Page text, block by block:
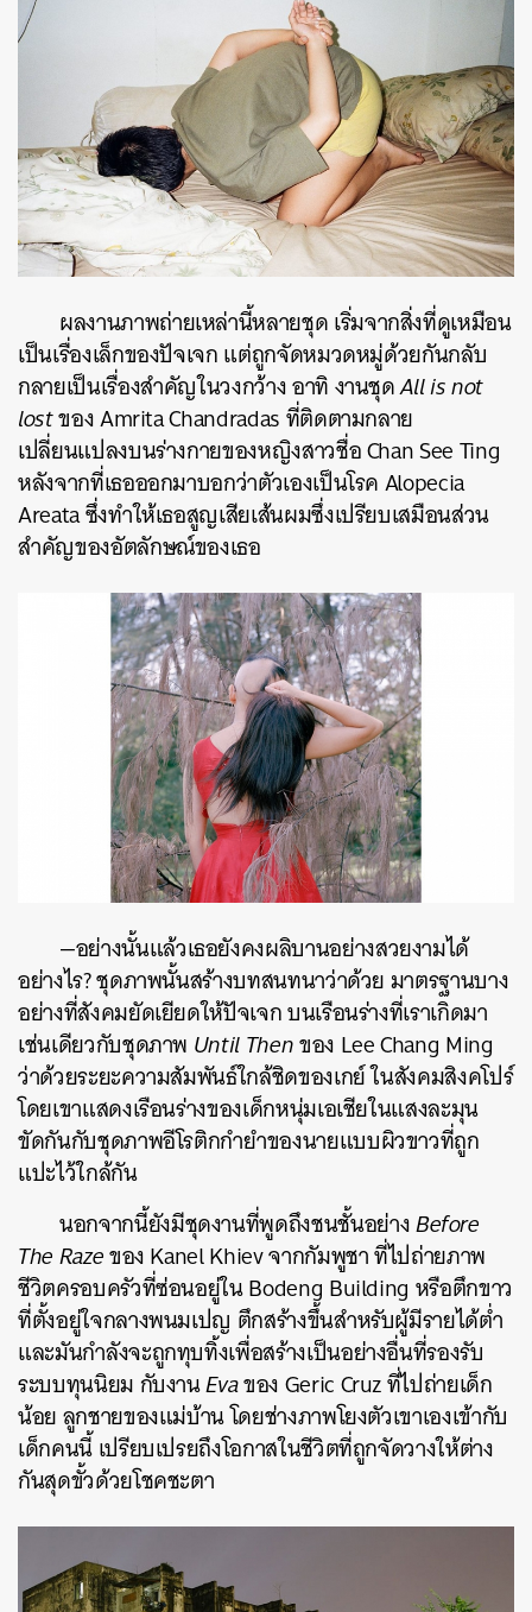
ผลงานภาพถ่ายเหล่านี้หลายชุด เริ่มจากสิ่งที่ดูเหมือน
เป็นเรื่องเล็กของปัจเจก แต่ถูกจัดหมวดหมู่ด้วยกันกลับ
กลายเป็นเรื่องสำคัญในวงกว้าง อาทิ งานชุดAll is not
lostของ Amrita Chandradas ที่ติดตามกลาย
เปลี่ยนแปลงบนร่างกายของหญิงสาวชื่อ Chan See Ting
หลังจากที่เธอออกมาบอกว่าตัวเองเป็นโรค Alopecia
Areata ซึ่งทำให้เธอสูญเสียเส้นผมซึ่งเปรียบเสมือนส่วน
สำคัญของอัตลักษณ์ของเธอ
—อย่างนั้นแล้วเธอยังคงผลิบานอย่างสวยงามได้
อย่างไร? ชุดภาพนั้นสร้างบทสนทนาว่าด้วย มาตรฐานบาง
อย่างที่สังคมยัดเยียดให้ปัจเจก บนเรือนร่างที่เราเกิดมา
เช่นเดียวกับชุดภาพ Until Thenของ Lee Chang Ming
ว่าด้วยระยะความสัมพันธ์ใกล้ชิดของเกย์ ในสังคมสิงคโปร์
โดยเขาแสดงเรือนร่างของเด็กหนุ่มเอเชียในแสงละมุน
ขัดกันกับชุดภาพอีโรติกกำยำของนายแบบผิวขาวที่ถูก
แปะไว้ใกล้กัน
นอกจากนี้ยังมีชุดงานที่พูดถึงชนชั้นอย่างBefore
The Razeของ Kanel Khiev จากกัมพูชา ที่ไปถ่ายภาพ
ชีวิตครอบครัวที่ซ่อนอยู่ใน Bodeng Building หรือตึกขาว
ที่ตั้งอยู่ใจกลางพนมเปญ ตึกสร้างขึ้นสำหรับผู้มีรายได้ต่ำ
และมันกำลังจะถูกทุบทิ้งเพื่อสร้างเป็นอย่างอื่นที่รองรับ
ระบบทุนนิยม กับงานEvaของ Geric Cruz ที่ไปถ่ายเด็ก
น้อย ลูกชายของแม่บ้าน โดยช่างภาพโยงตัวเขาเองเข้ากับ
เด็กคนนี้ เปรียบเปรยถึงโอกาสในชีวิตที่ถูกจัดวางให้ต่าง
กันสุดขั้วด้วยโชคชะตา
SHARE TWEET LINE EMAIL